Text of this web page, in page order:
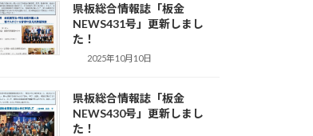
県板総合情報誌「板金
NEWS431号」更新しまし
た！
2025年10月10日
県板総合情報誌「板金
NEWS430号」更新しまし
た！